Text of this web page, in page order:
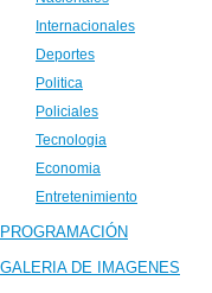
Internacionales
Deportes
Politica
Policiales
Tecnologia
Economia
Entretenimiento
PROGRAMACIÓN
GALERIA DE IMAGENES